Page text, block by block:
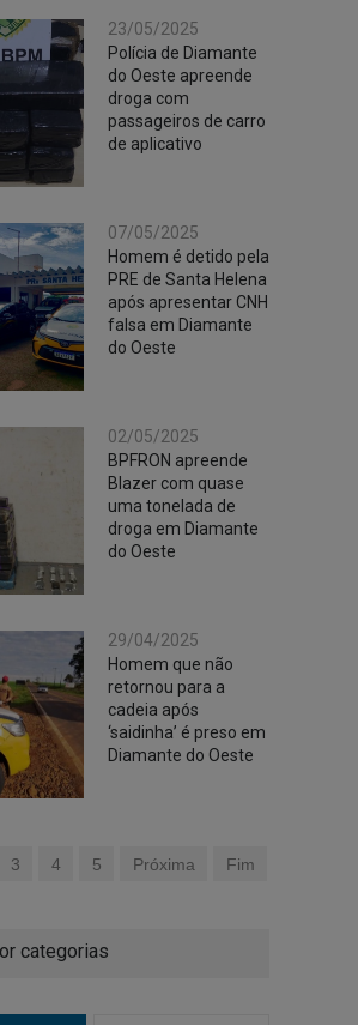
23/05/2025
Polícia de Diamante
do Oeste apreende
droga com
passageiros de carro
de aplicativo
07/05/2025
Homem é detido pela
PRE de Santa Helena
após apresentar CNH
falsa em Diamante
do Oeste
02/05/2025
BPFRON apreende
Blazer com quase
uma tonelada de
droga em Diamante
do Oeste
29/04/2025
Homem que não
retornou para a
cadeia após
‘saidinha’ é preso em
Diamante do Oeste
3 4 5 Próxima Fim
categorias